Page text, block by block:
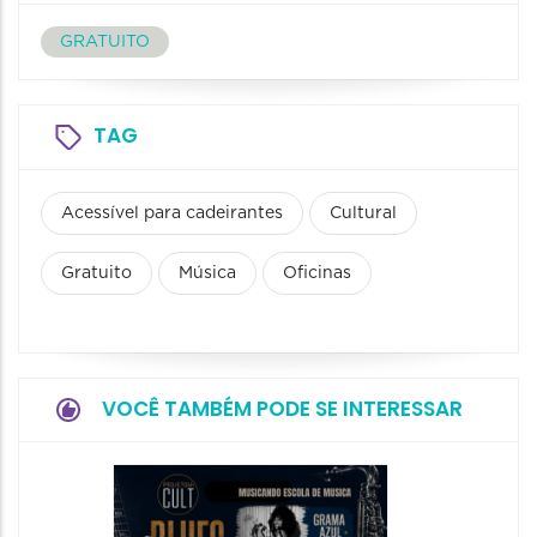
GRATUITO
TAG
Acessível para cadeirantes Cultural
Gratuito Música Oficinas
VOCÊ TAMBÉM PODE SE INTERESSAR